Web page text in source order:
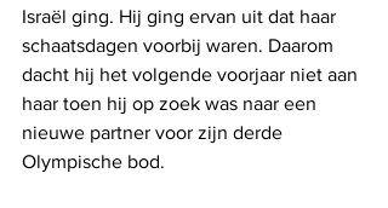
Israël ging. Hij ging ervan uit dat haar
schaatsdagen voorbij waren. Daarom
dacht hij het volgende voorjaar niet aan
haar toen hij op zoek was naar een
nieuwe partner voor zijn derde
Olympische bod.